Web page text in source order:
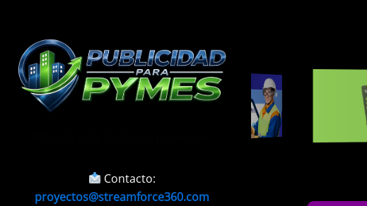
Contacto:
proyectos@streamforce360.com